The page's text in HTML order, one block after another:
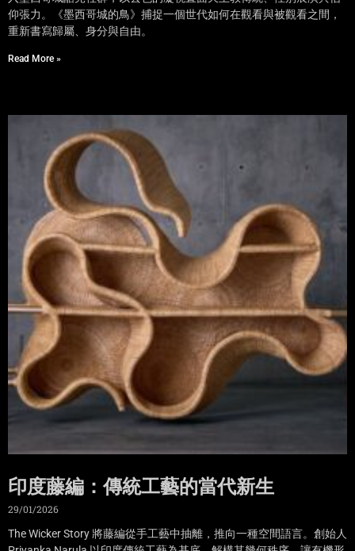
仰張力。《墨西哥城的鳥》捕捉一個世代如何在觀看與被觀看之間，
重新書寫歸屬、身分與自由。
Read More »
印度藤編：傳統工藝的當代新生
29/01/2026
The Wicker Story 將藤編從手工藝中抽離，推向一種空間語言。創始人